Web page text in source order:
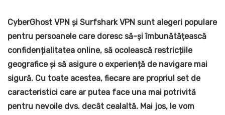
CyberGhost VPN și Surfshark VPN sunt alegeri populare
pentru persoanele care doresc să-și îmbunătățească
confidențialitatea online, să ocolească restricțiile
geografice și să asigure o experiență de navigare mai
sigură. Cu toate acestea, fiecare are propriul set de
caracteristici care ar putea face una mai potrivită
pentru nevoile dvs. decât cealaltă. Mai jos, le vom